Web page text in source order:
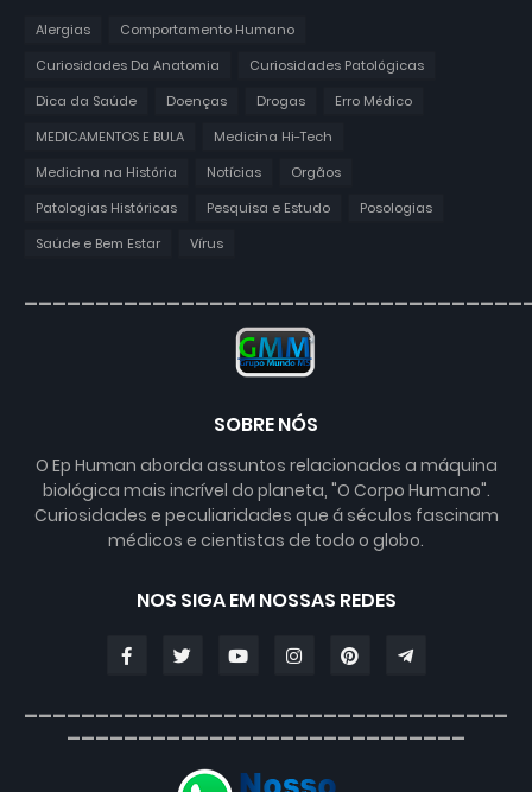
Alergias
Comportamento Humano
Curiosidades Da Anatomia
Curiosidades Patológicas
Dica da Saúde
Doenças Drogas
Erro Médico
MEDICAMENTOS E BULA
Medicina Hi-Tech
Medicina na História
Notícias
Orgãos
Patologias Históricas
Pesquisa e Estudo
Posologias
Saúde e Bem Estar
Vírus
SOBRE NÓS
O Ep Human aborda assuntos relacionados a máquina
biológica mais incrível do planeta, "O Corpo Humano".
Curiosidades e peculiaridades que á séculos fascinam
médicos e cientistas de todo o globo.
NOS SIGA EM NOSSAS REDES
__________________________________
____________________________